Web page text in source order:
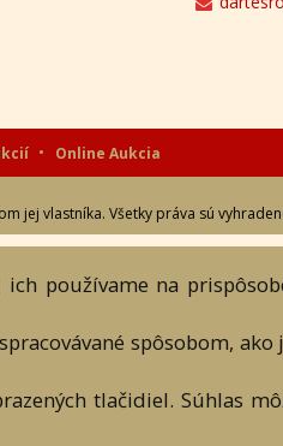
Nižný
Online Aukcia
jej vlastníka. Všetky práva sú
používame na
spôsobom, ako
tlačidiel. Súhlas